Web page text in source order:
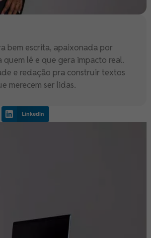
bem escrita, apaixonada por
lê e que gera impacto real.
e redação pra construir textos
merecem ser lidas.
LinkedIn